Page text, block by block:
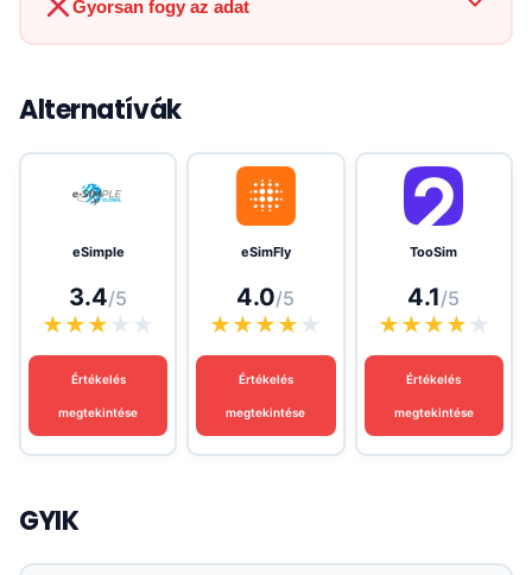
Gyorsan fogy az adat
Alternatívák
eSimple
3.4/5
★★★ ★ ★
Értékelés
megtekintése
eSimFly
4.0/5
★★★★ ★
Értékelés
megtekintése
TooSim
4.1/5
★★★★ ★
Értékelés
megtekintése
GYIK